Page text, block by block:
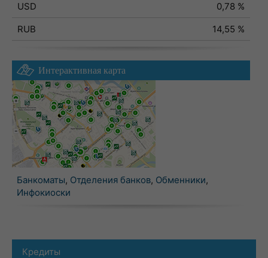
USD
0,78 %
RUB
14,55 %
Интерактивная карта
Банкоматы, Отделения банков, Обменники,
Инфокиоски
Кредиты